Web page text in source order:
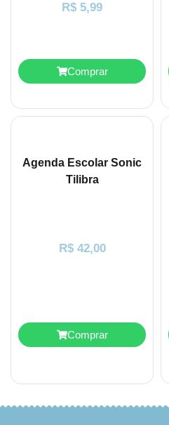
R$ 5,99
Comprar
Agenda Escolar Sonic
Tilibra
R$42,00
Comprar